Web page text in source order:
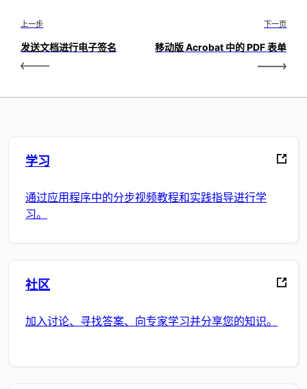
上一步
发送文档进行电子签名
下一页
移动版 Acrobat 中的 PDF 表单
学习
通过应用程序中的分步视频教程和实践指导进行学
习。
社区
加入讨论、寻找答案、向专家学习并分享您的知识。